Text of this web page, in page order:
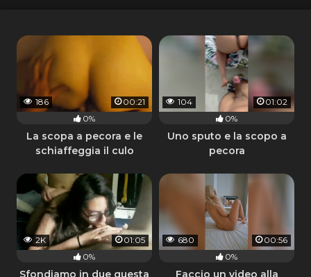
186
00:21
0%
La scopa a pecora e le
schiaffeggia il culo
104
01:02
0%
Uno sputo e la scopo a
pecora
2K
01:05
0%
Sfondiamo in due questa
680
00:56
0%
Faccio un video alla